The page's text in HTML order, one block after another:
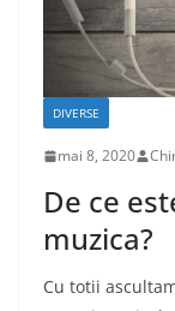
DIVERSE
mai 8, 2020
De ce
muzica?
Cu totii